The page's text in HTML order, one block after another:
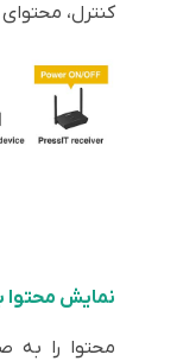
کنترل،
نمایش
محتوا را